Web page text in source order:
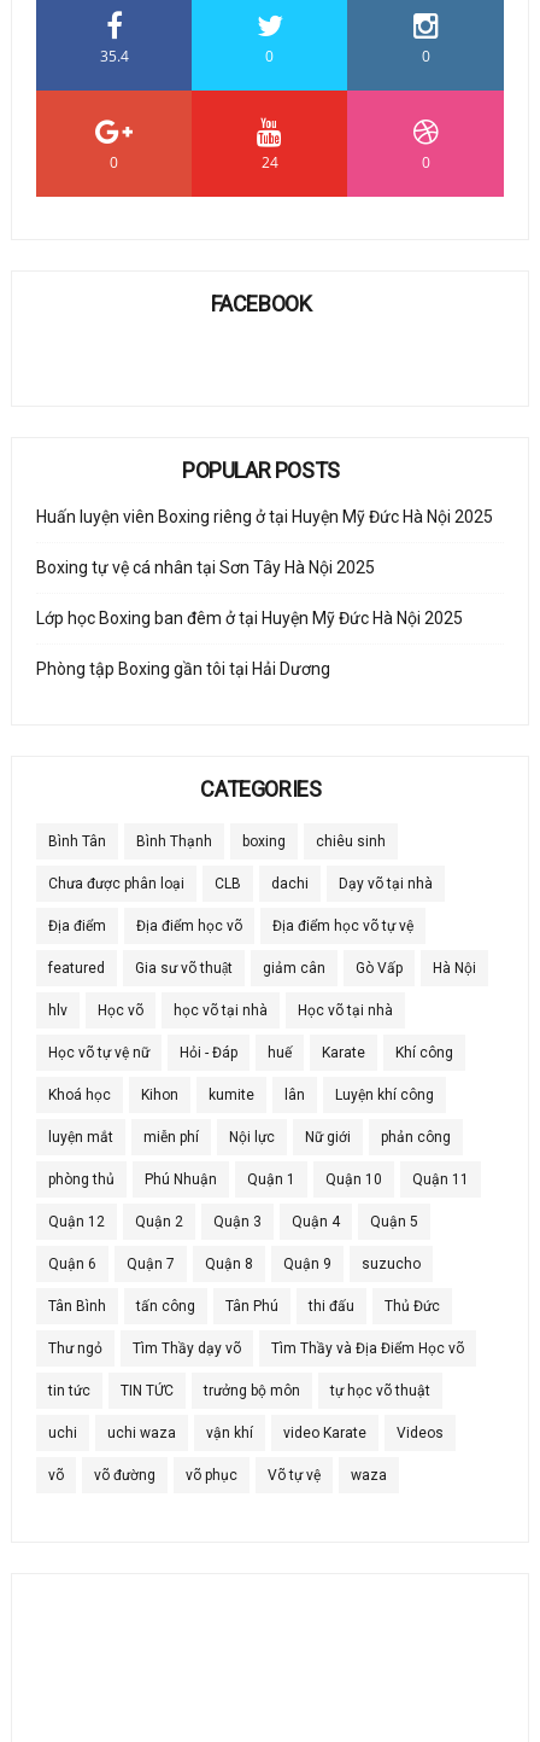
35.4 0 0
0 24 0
FACEBOOK
POPULAR POSTS
Huấn luyện viên Boxing riêng ở tại Huyện Mỹ Đức Hà Nội 2025
Boxing tự vệ cá nhân tại Sơn Tây Hà Nội 2025
Lớp học Boxing ban đêm ở tại Huyện Mỹ Đức Hà Nội 2025
Phòng tập Boxing gần tôi tại Hải Dương
CATEGORIES
Bình Tân Bình Thạnh boxing chiêu sinh
Chưa được phân loại CLB dachi Dạy võ tại nhà
Địa điểm Địa điểm học võ Địa điểm học võ tự vệ
featured Gia sư võ thuật giảm cân Gò Vấp Hà Nội
hlv Học võ học võ tại nhà Học võ tại nhà
Học võ tự vệ nữ Hỏi - Đáp huế Karate Khí công
Khoá học Kihon kumite lân Luyện khí công
luyện mắt miễn phí Nội lực Nữ giới phản công
phòng thủ Phú Nhuận Quận 1 Quận 10 Quận 11
Quận 12 Quận 2 Quận 3 Quận 4 Quận 5
Quận 6 Quận 7 Quận 8 Quận 9 suzucho
Tân Bình tấn công Tân Phú thi đấu Thủ Đức
Thư ngỏ Tìm Thầy dạy võ Tìm Thầy và Địa Điểm Học võ
tin tức TIN TỨC trưởng bộ môn tự học võ thuật
uchi uchi waza vận khí video Karate Videos
võ võ đường võ phục Võ tự vệ waza